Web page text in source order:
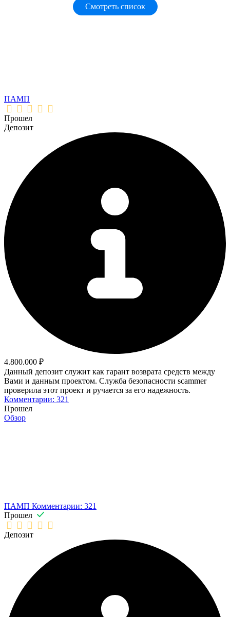
Смотреть список
ПАМП
Прошел
Депозит
4.800.000 ₽
Данный депозит служит как гарант возврата средств между
Вами и данным проектом. Служба безопасности scammer
проверила этот проект и ручается за его надежность.
Комментарии: 321
Прошел
Обзор
ПАМП Комментарии: 321
Прошел
Депозит